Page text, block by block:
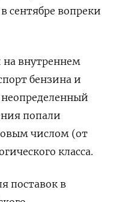
сентябре вопреки
на внутреннем
бензина и
неопределенный
попали
числом (от
класса.
поставок в